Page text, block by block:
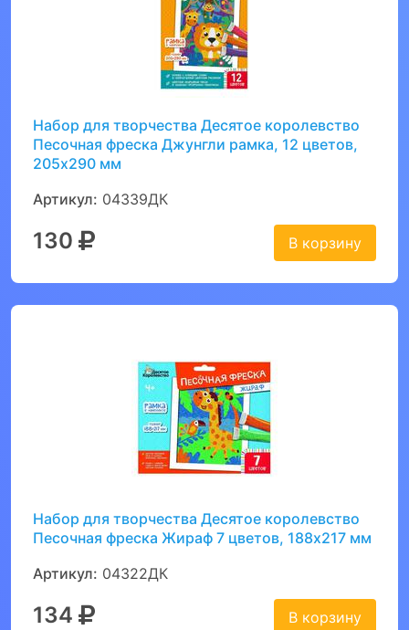
Набор для творчества Десятое королевство
Песочная фреска Джунгли рамка, 12 цветов,
205х290 мм
Артикул: 04339ДК
130 В корзину
Набор для творчества Десятое королевство
Песочная фреска Жираф 7 цветов, 188х217 мм
Артикул: 04322ДК
134 В корзину